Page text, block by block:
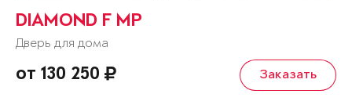
DIAMOND F MP
Дверь для дома
от 130 250 Заказать